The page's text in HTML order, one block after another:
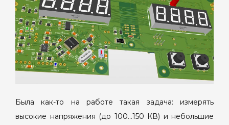
и
тока.
Была как-то на работе такая задача: измерять
высокие напряжения (до 100…150 КВ) и небольшие